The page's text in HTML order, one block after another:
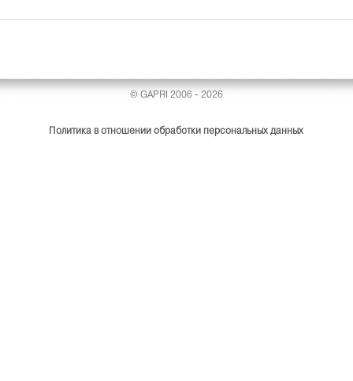
© GAPRI 2006 - 2026
Политика в отношении обработки персональных данных